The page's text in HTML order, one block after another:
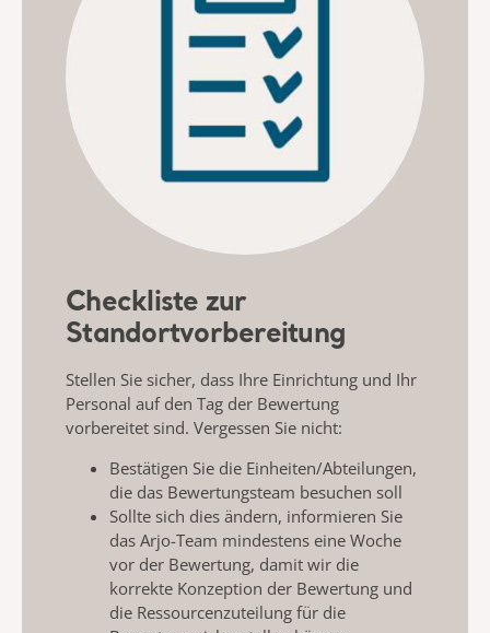
Checkliste zur
Standortvorbereitung
Stellen Sie sicher, dass Ihre Einrichtung und Ihr
Personal auf den Tag der Bewertung
vorbereitet sind. Vergessen Sie nicht:
Bestätigen Sie die Einheiten/Abteilungen,
die das Bewertungsteam besuchen soll
Sollte sich dies ändern, informieren Sie
das Arjo-Team mindestens eine Woche
vor der Bewertung, damit wir die
korrekte Konzeption der Bewertung und
die Ressourcenzuteilung für die